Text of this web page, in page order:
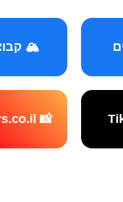
🏔️
📸 Instagram - travelers.co.il